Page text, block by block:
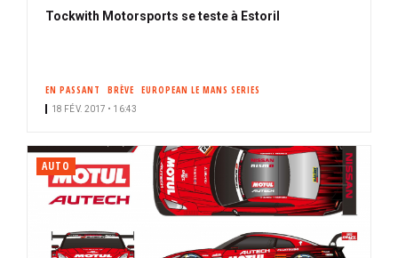
Tockwith Motorsports se teste à Estoril
EN PASSANT BRÈVE EUROPEAN LE MANS SERIES
18 FÉV. 2017 • 16:43
AUTO